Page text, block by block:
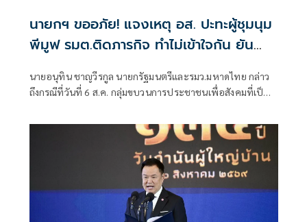
นายกฯ ขออภัย! แจงเหตุ อส. ปะทะผู้ชุมนุม
พีมูฟ รมต.ติดภารกิจ ทำไม่เข้าใจกัน ยัน
นายอนุทิน ชาญวีรกูล นายกรัฐมนตรีและรมว.มหาดไทย กล่าว
ถึงกรณีที่วันที่ 6 ส.ค. กลุ่มขบวนการประชาชนเพื่อสังคมที่เป็น
การกำชับเพื่อไม่ให้เกิดการบานปลายอย่างไรหรือไม่ ว่า เมื่อวัน